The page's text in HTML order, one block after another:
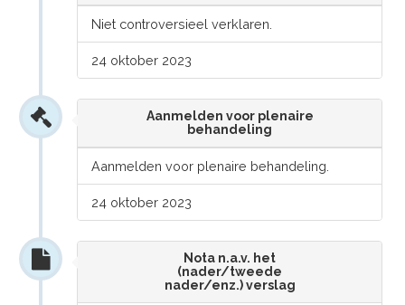
Niet controversieel verklaren.
24 oktober 2023
Aanmelden voor plenaire
behandeling
Aanmelden voor plenaire behandeling.
24 oktober 2023
Nota n.a.v. het
(nader/tweede
nader/enz.) verslag